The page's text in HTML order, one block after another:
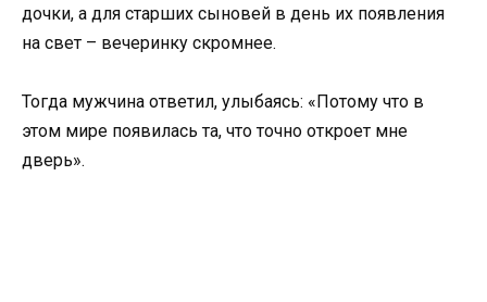
дочки, а для старших сыновей в день их появления
на свет – вечеринку скромнее.
Тогда мужчина ответил, улыбаясь: «Потому что в
этом мире появилась та, что точно откроет мне
дверь».